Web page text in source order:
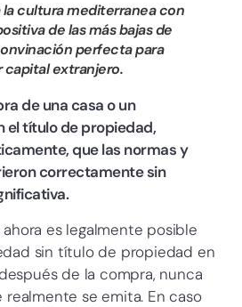
cultura mediterranea con
de las más bajas de
perfecta para
capital extranjero.
de una casa o un
el título de propiedad,
que las normas y
correctamente sin
es legalmente posible
sin título de propiedad en
de la compra, nunca
realmente se emita. En caso